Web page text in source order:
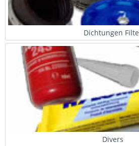
Dichtungen
Divers